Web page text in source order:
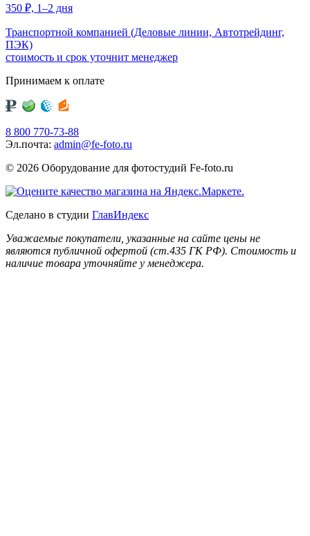
350 ₽, 1–2 дня
Транспортной компанией (Деловые линии, Автотрейдинг,
ПЭК)
стоимость и срок уточнит менеджер
Принимаем к оплате
8 800 770-73-88
Эл.почта: admin@fe-foto.ru
© 2026 Оборудование для фотостудий Fe-foto.ru
Сделано в студии ГлавИндекс
Уважаемые покупатели, указанные на сайте цены не
являются публичной офертой (ст.435 ГК РФ). Стоимость и
наличие товара уточняйте у менеджера.